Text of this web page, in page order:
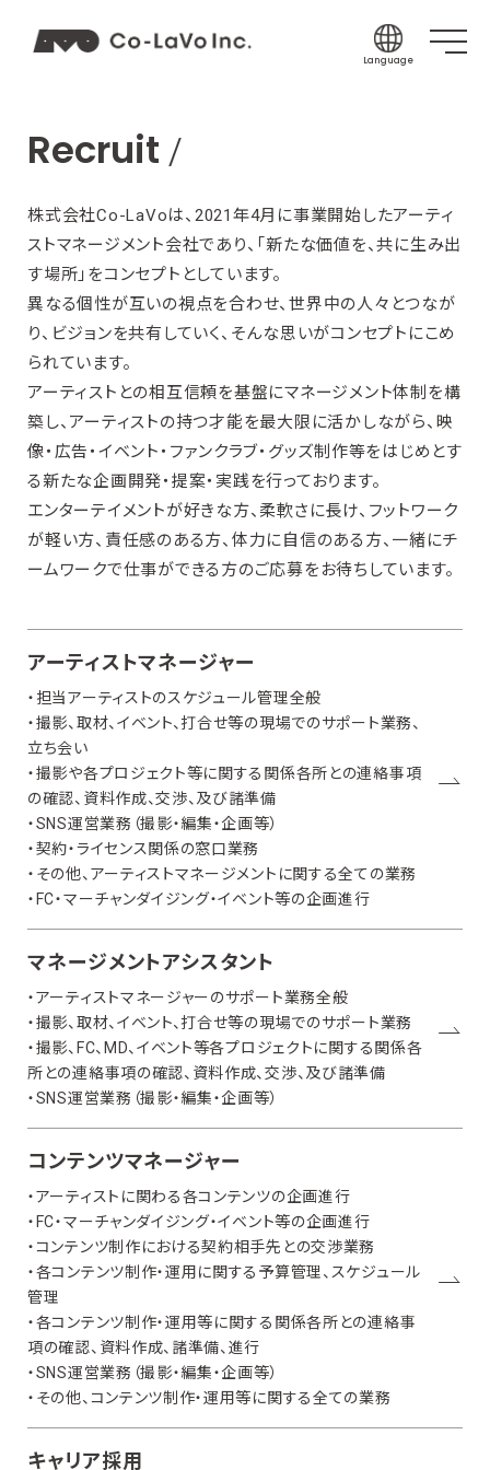
Language
Chinese
Chinese
Thai
Recruit
株式会社Co-LaVoは、2021年4月に事業開始したアーティ
ストマネージメント会社であり、「新たな価値を、共に生み出
す場所」をコンセプトとしています。
異なる個性が互いの視点を合わせ、世界中の人々とつなが
り、ビジョンを共有していく、そんな思いがコンセプトにこめ
られています。
アーティストとの相互信頼を基盤にマネージメント体制を構
築し、アーティストの持つ才能を最大限に活かしながら、映
像・広告・イベント・ファンクラブ・グッズ制作等をはじめとす
る新たな企画開発・提案・実践を行っております。
エンターテイメントが好きな方、柔軟さに長け、フットワーク
が軽い方、責任感のある方、体力に自信のある方、一緒にチ
ームワークで仕事ができる方のご応募をお待ちしています。
アーティストマネージャー
・担当アーティストのスケジュール管理全般
・撮影、取材、イベント、打合せ等の現場でのサポート業務、
立ち会い
・撮影や各プロジェクト等に関する関係各所との連絡事項
の確認、資料作成、交渉、及び諸準備
・SNS運営業務（撮影・編集・企画等）
・契約・ライセンス関係の窓口業務
・その他、アーティストマネージメントに関する全ての業務
・FC・マーチャンダイジング・イベント等の企画進行
マネージメントアシスタント
・アーティストマネージャーのサポート業務全般
・撮影、取材、イベント、打合せ等の現場でのサポート業務
・撮影、FC、MD、イベント等各プロジェクトに関する関係各
所との連絡事項の確認、資料作成、交渉、及び諸準備
・SNS運営業務（撮影・編集・企画等）
コンテンツマネージャー
・アーティストに関わる各コンテンツの企画進行
・FC・マーチャンダイジング・イベント等の企画進行
・コンテンツ制作における契約相手先との交渉業務
・各コンテンツ制作・運用に関する予算管理、スケジュール
管理
・各コンテンツ制作・運用等に関する関係各所との連絡事
項の確認、資料作成、諸準備、進行
・SNS運営業務（撮影・編集・企画等）
・その他、コンテンツ制作・運用等に関する全ての業務
キャリア採用